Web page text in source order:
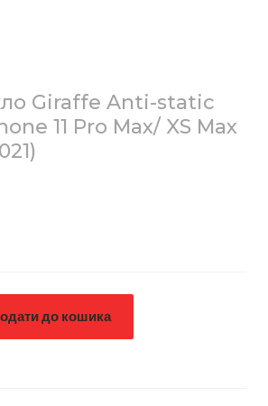
Giraffe Anti-static
11 Pro Max/ XS Max
до кошика